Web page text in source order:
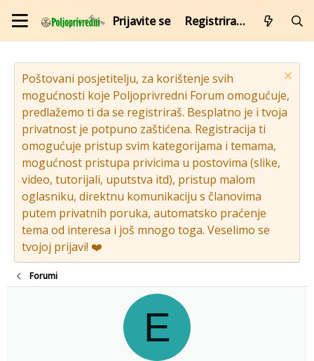
Prijavite se Registrirajte se
Poštovani posjetitelju, za korištenje svih
mogućnosti koje Poljoprivredni Forum omogućuje,
predlažemo ti da se registriraš. Besplatno je i tvoja
privatnost je potpuno zaštićena. Registracija ti
omogućuje pristup svim kategorijama i temama,
mogućnost pristupa privicima u postovima (slike,
video, tutorijali, uputstva itd), pristup malom
oglasniku, direktnu komunikaciju s članovima
putem privatnih poruka, automatsko praćenje
tema od interesa i još mnogo toga. Veselimo se
tvojoj prijavi! ❤️
Forumi
E